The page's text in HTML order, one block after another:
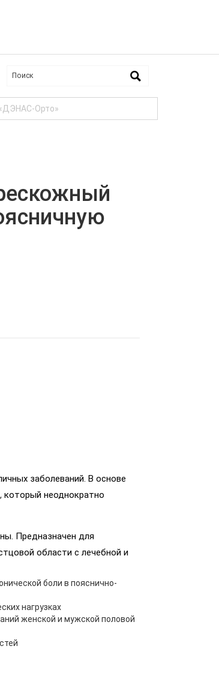
Орто»
заболеваний. В основе
который неоднократно
Предназначен для
области с лечебной и
боли в пояснично-
нагрузках
женской и мужской половой